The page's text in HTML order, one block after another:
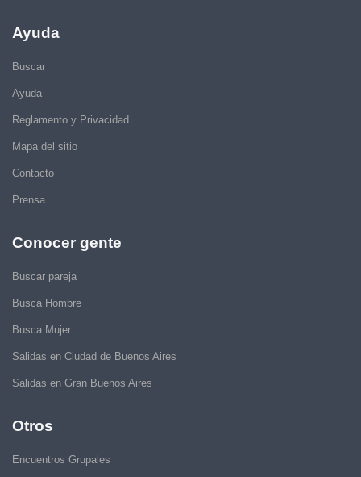
Ayuda
Buscar
Ayuda
Reglamento y Privacidad
Mapa del sitio
Contacto
Prensa
Conocer gente
Buscar pareja
Busca Hombre
Busca Mujer
Salidas en Ciudad de Buenos Aires
Salidas en Gran Buenos Aires
Otros
Encuentros Grupales